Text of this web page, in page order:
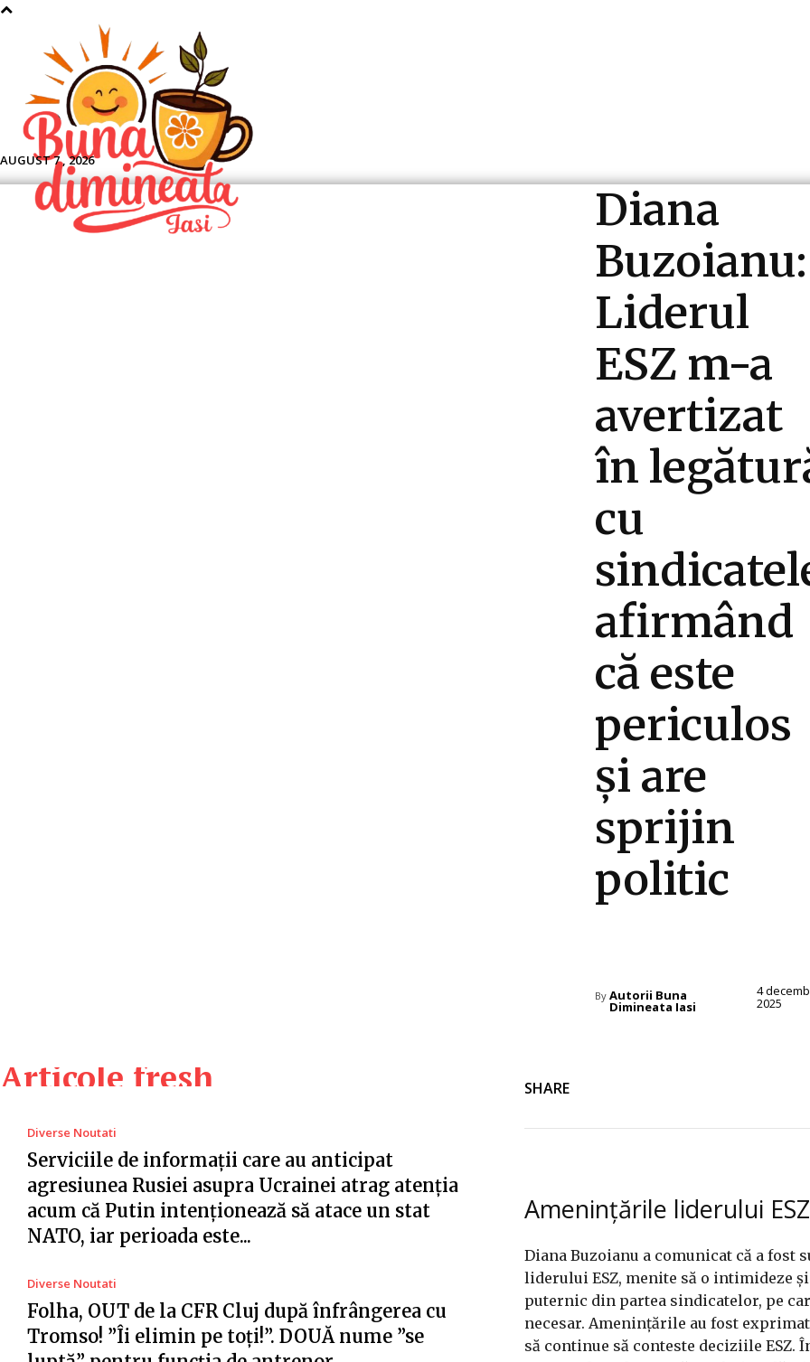
AUGUST 7 , 2026
Diana
Buzoianu:
Liderul
ESZ m-a
avertizat
în
cu
afirmând
că este
periculos
și are
sprijin
politic
By Autorii Buna
Dimineata Iasi
4
2025
Articole fresh
Diverse Noutati
Serviciile de informații care au anticipat
agresiunea Rusiei asupra Ucrainei atrag atenția
acum că Putin intenționează să atace un stat
NATO, iar perioada este...
Diverse Noutati
Folha, OUT de la CFR Cluj după înfrângerea cu
Tromso! ”Îi elimin pe toți!”. DOUĂ nume ”se
SHARE
Amenințările liderului ESZ
Diana Buzoianu a comunicat că a
liderului ESZ, menite să o intimideze
puternic din partea sindicatelor, pe
necesar. Amenințările au fost
să continue să conteste deciziile ESZ.